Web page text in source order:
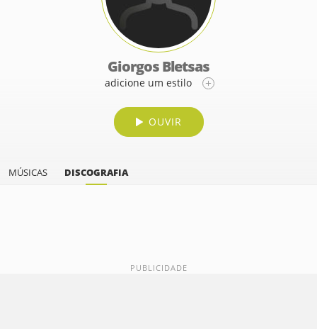
Giorgos Bletsas
adicione um estilo
OUVIR
MÚSICAS DISCOGRAFIA